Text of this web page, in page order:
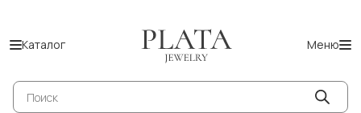
Каталог Меню
Поиск
товаров